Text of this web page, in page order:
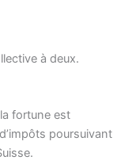
à deux.
fortune est
poursuivant